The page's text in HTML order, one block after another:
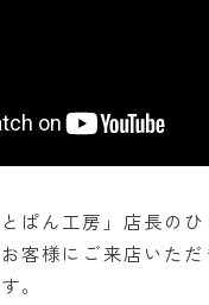
ぱん工房」店長のひ
客様にご来店いた
。